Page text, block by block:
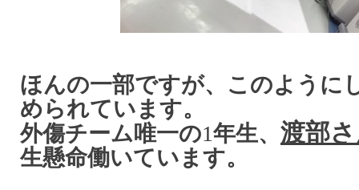
ほんの一部ですが、このように
められています。
外傷チーム唯一の1年生、 渡部
生懸命働いています。